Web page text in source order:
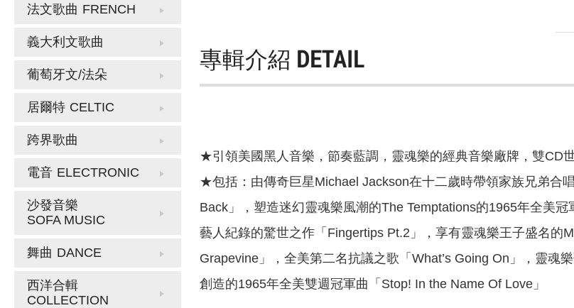
法文歌曲 FRENCH
義大利文歌曲
葡萄牙文/法朵
居爾特 CELTIC
跨界歌曲
電音 ELECTRONIC
沙發音樂
SOFA MUSIC
舞曲 DANCE
西洋合輯
COLLECTION
專輯介紹 DETAIL
★引領美國黑人音樂，節奏藍調，靈魂樂的經典音樂廠牌，雙CD
★包括：由傳奇巨星Michael Jackson在十二歲時帶領家族兄弟合
Back」，塑造迷幻靈魂樂風潮的The Temptations的1965年全美
藝人紀錄的驚世之作「Fingertips Pt.2」，享有靈魂樂王子盛名的
Grapevine」，全美第二名抗議之歌「What’s Going On」，靈魂
創造的1965年全美雙週冠軍曲「Stop! In the Name Of Love」